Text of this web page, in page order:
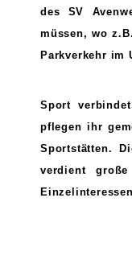
des SV
müssen, wo
Parkverkehr im
Sport
pflegen ihr
Sportstätten.
verdient